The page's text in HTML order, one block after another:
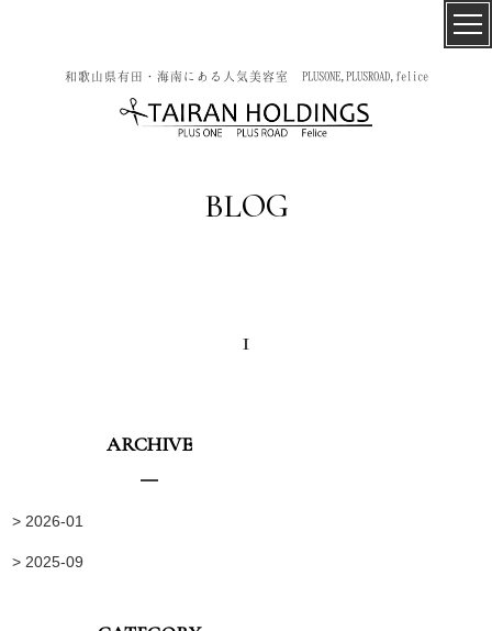
和歌山県有田・海南にある人気美容室 PLUSONE,PLUSROAD,felice
BLOG
1
ARCHIVE
> 2026-01
> 2025-09